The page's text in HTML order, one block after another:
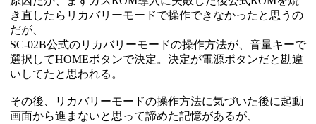
き直したらリカバリーモードで操作できなかったと思うの
だが、
SC-02B公式のリカバリーモードの操作方法が、音量キーで
選択してHOMEボタンで決定。決定が電源ボタンだと勘違
いしてたと思われる。
その後、リカバリーモードの操作方法に気づいた後に起動
画面から進まないと思って諦めた記憶があるが、